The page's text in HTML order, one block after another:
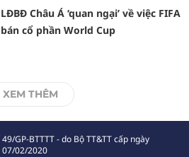
LĐBĐ Châu Á ‘quan ngại’ về việc FIFA
bán cổ phần World Cup
XEM THÊM
49/GP-BTTTT - do Bộ TT&TT cấp ngày
07/02/2020